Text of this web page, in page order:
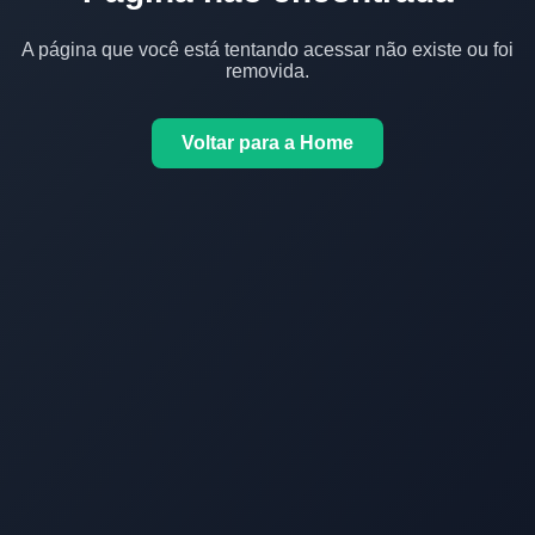
A página que você está tentando acessar não existe ou foi
removida.
Voltar para a Home